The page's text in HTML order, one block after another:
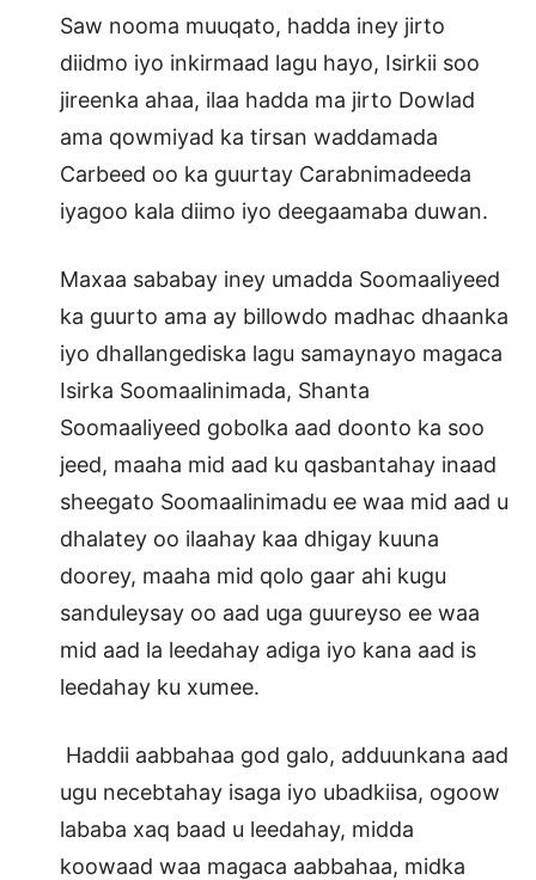
Saw nooma muuqato, hadda iney jirto
diidmo iyo inkirmaad lagu hayo, Isirkii soo
jireenka ahaa, ilaa hadda ma jirto Dowlad
ama qowmiyad ka tirsan waddamada
Carbeed oo ka guurtay Carabnimadeeda
iyagoo kala diimo iyo deegaamaba duwan.
Maxaa sababay iney umadda Soomaaliyeed
ka guurto ama ay billowdo madhac dhaanka
iyo dhallangediska lagu samaynayo magaca
Isirka Soomaalinimada, Shanta
Soomaaliyeed gobolka aad doonto ka soo
jeed, maaha mid aad ku qasbantahay inaad
sheegato Soomaalinimadu ee waa mid aad u
dhalatey oo ilaahay kaa dhigay kuuna
doorey, maaha mid qolo gaar ahi kugu
sanduleysay oo aad uga guureyso ee waa
mid aad la leedahay adiga iyo kana aad is
leedahay ku xumee.
Haddii aabbahaa god galo, adduunkana aad
ugu necebtahay isaga iyo ubadkiisa, ogoow
lababa xaq baad u leedahay, midda
koowaad waa magaca aabbahaa, midka